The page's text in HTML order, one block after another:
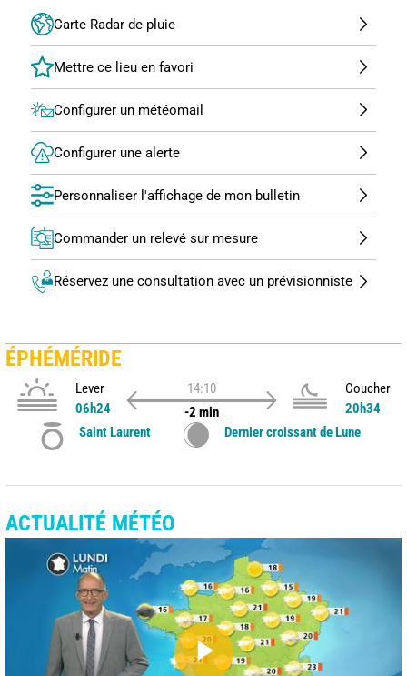
Carte Radar de pluie
Configurer un météomail
Configurer une alerte
Personnaliser l'affichage de mon bulletin
Commander un relevé sur mesure
Réservez une consultation avec un prévisionniste
ÉPHÉMÉRIDE
Lever
06h24
14:10
-2 min
Coucher
20h34
Saint Laurent
Dernier croissant de Lune
ACTUALITÉ MÉTÉO